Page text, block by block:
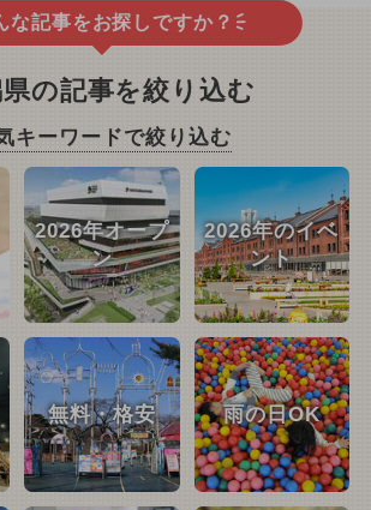
な記事をお探しですか？
の記事を絞り込む
キーワードで絞り込む
2026年オープ
ン
2026年のイベ
ント
無料・格安 雨の日OK